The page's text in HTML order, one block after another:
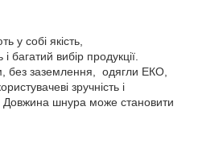
у собі якість,
багатий вибір продукції.
без заземлення, одягли ЕКО,
зручність і
Довжина шнура може становити